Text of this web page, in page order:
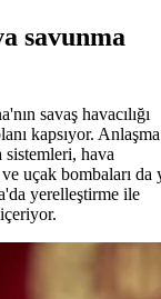
savunma
savaş havacılığı
kapsıyor. Anlaşma
sistemleri, hava
uçak bombaları da
yerelleştirme ile